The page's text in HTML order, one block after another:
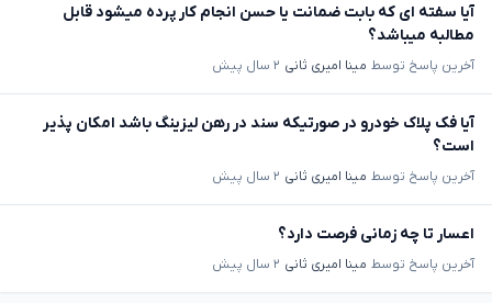
آیا سفته ای که بابت ضمانت یا حسن انجام کار پرده میشود قابل
مطالبه میباشد؟
آخرین پاسخ توسط مینا امیری ثانی ۲ سال پیش
آیا فک پلاک خودرو در صورتیکه سند در رهن لیزینگ باشد امکان پذیر
است؟
آخرین پاسخ توسط مینا امیری ثانی ۲ سال پیش
اعسار تا چه زمانی فرصت دارد؟
آخرین پاسخ توسط مینا امیری ثانی ۲ سال پیش